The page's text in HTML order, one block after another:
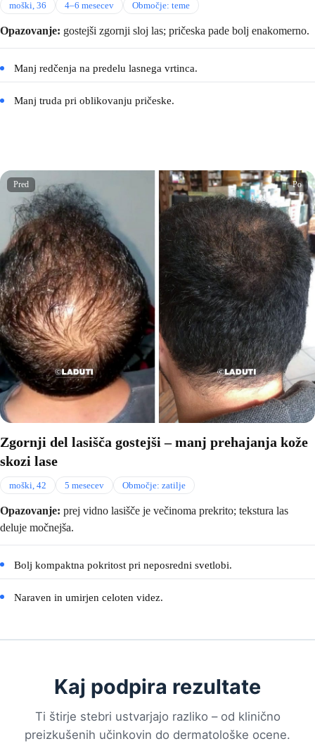
moški, 36 4–6 mesecev Območje: teme
Opazovanje: gostejši zgornji sloj las; pričeska pade bolj enakomerno.
Manj redčenja na predelu lasnega vrtinca.
Manj truda pri oblikovanju pričeske.
Pred Po
Zgornji del lasišča gostejši – manj prehajanja kože
skozi lase
moški, 42 5 mesecev Območje: zatilje
Opazovanje: prej vidno lasišče je večinoma prekrito; tekstura las
deluje močnejša.
Bolj kompaktna pokritost pri neposredni svetlobi.
Naraven in umirjen celoten videz.
Kaj podpira rezultate
Ti štirje stebri ustvarjajo razliko – od klinično
preizkušenih učinkovin do dermatološke ocene.